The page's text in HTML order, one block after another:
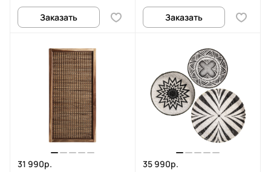
Заказать Заказать
31 990р.
35 990р.